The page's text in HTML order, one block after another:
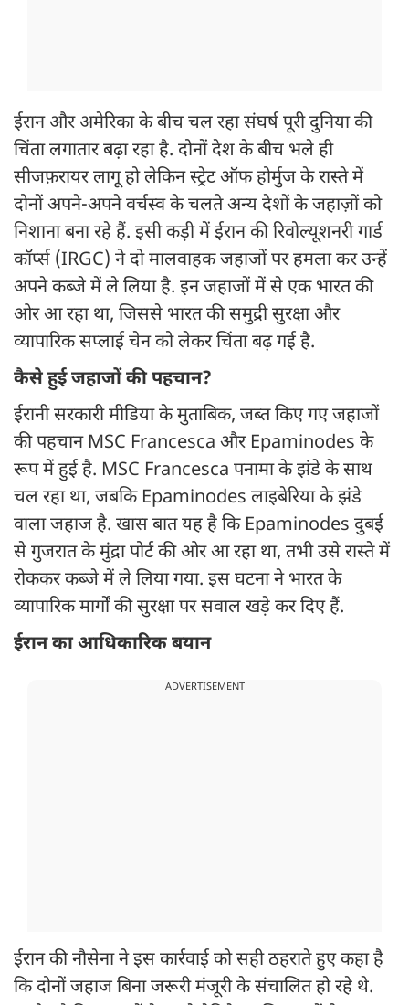
ईरान और अमेरिका के बीच चल रहा संघर्ष पूरी दुनिया की
चिंता लगातार बढ़ा रहा है. दोनों देश के बीच भले ही
सीजफ़रायर लागू हो लेकिन स्ट्रेट ऑफ होर्मुज के रास्ते में
दोनों अपने-अपने वर्चस्व के चलते अन्य देशों के जहाज़ों को
निशाना बना रहे हैं. इसी कड़ी में ईरान की रिवोल्यूशनरी गार्ड
कॉर्प्स (IRGC) ने दो मालवाहक जहाजों पर हमला कर उन्हें
अपने कब्जे में ले लिया है. इन जहाजों में से एक भारत की
ओर आ रहा था, जिससे भारत की समुद्री सुरक्षा और
व्यापारिक सप्लाई चेन को लेकर चिंता बढ़ गई है.
कैसे हुई जहाजों की पहचान?
ईरानी सरकारी मीडिया के मुताबिक, जब्त किए गए जहाजों
की पहचान MSC Francesca और Epaminodes के
रूप में हुई है. MSC Francesca पनामा के झंडे के साथ
चल रहा था, जबकि Epaminodes लाइबेरिया के झंडे
वाला जहाज है. खास बात यह है कि Epaminodes दुबई
से गुजरात के मुंद्रा पोर्ट की ओर आ रहा था, तभी उसे रास्ते में
रोककर कब्जे में ले लिया गया. इस घटना ने भारत के
व्यापारिक मार्गों की सुरक्षा पर सवाल खड़े कर दिए हैं.
ईरान का आधिकारिक बयान
ADVERTISEMENT
ईरान की नौसेना ने इस कार्रवाई को सही ठहराते हुए कहा है
कि दोनों जहाज बिना जरूरी मंजूरी के संचालित हो रहे थे.